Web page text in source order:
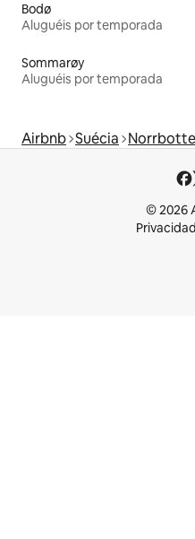
Bodø
Aluguéis por temporada
Sommarøy
Aluguéis por temporada
Airbnb Suécia
© 2026